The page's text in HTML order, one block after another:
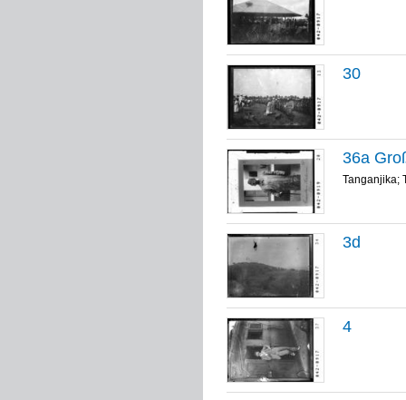
30
36a
Tanganjika;
3d
4